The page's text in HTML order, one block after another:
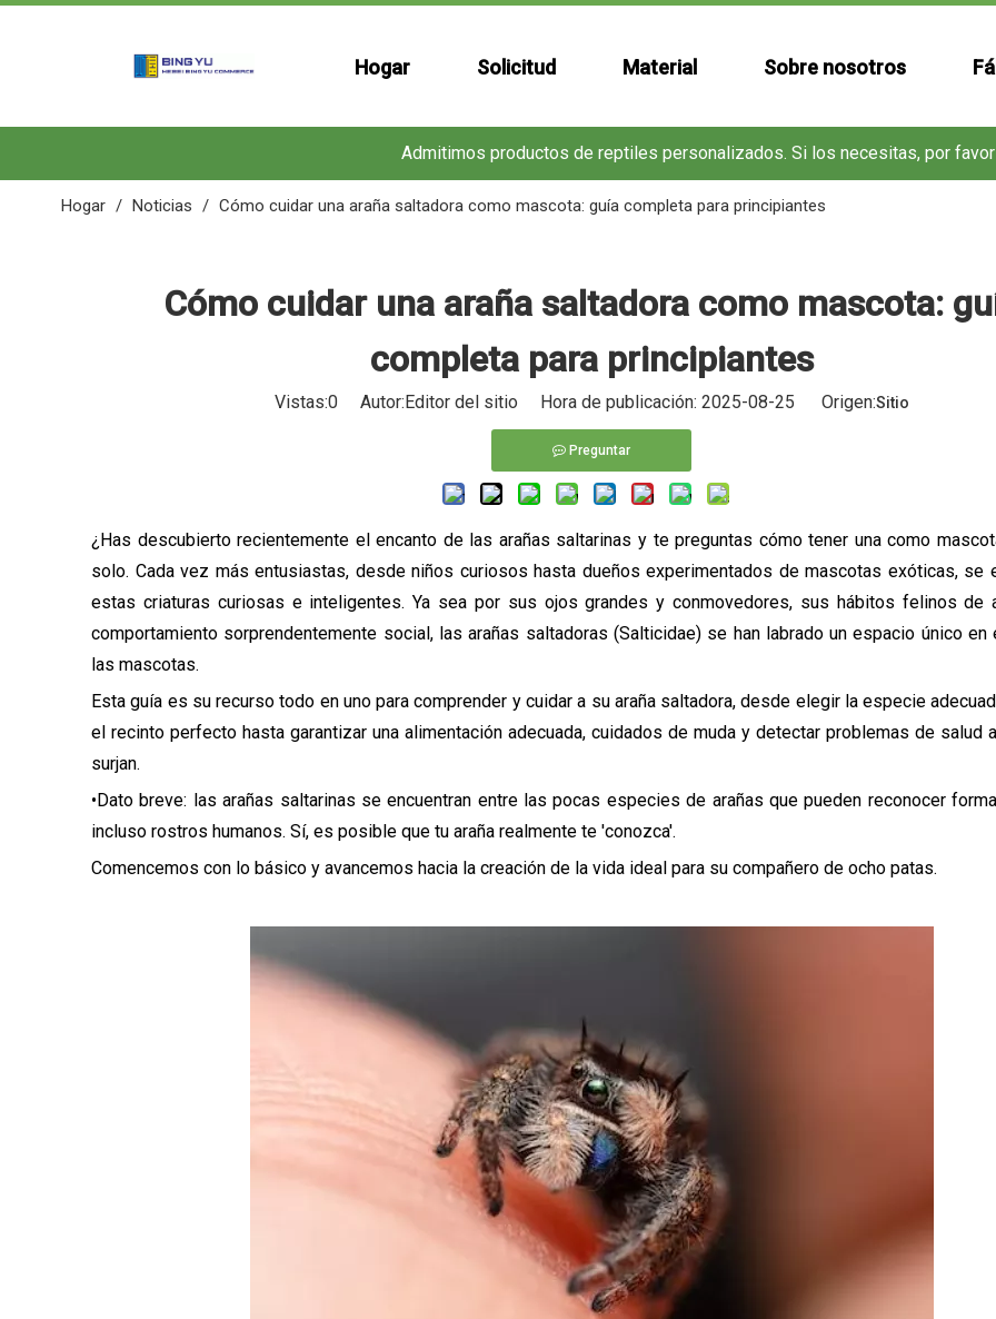
Hogar Solicitud Material Sobre nosotros
Admitimos productos de reptiles personalizados. Si los necesitas, por favor
Hogar / Noticias / Cómo cuidar una araña saltadora como mascota: guía completa para principiantes
Cómo cuidar una araña saltadora como mascota:
completa para principiantes
Vistas:0Autor:Editor del sitio Hora de publicación: 2025-08-25 Origen:Sitio
Preguntar
¿Has descubierto recientemente el encanto de las arañas saltarinas y te preguntas cómo tener una como
solo. Cada vez más entusiastas, desde niños curiosos hasta dueños experimentados de mascotas exóticas, se
estas criaturas curiosas e inteligentes. Ya sea por sus ojos grandes y conmovedores, sus hábitos felinos de
comportamiento sorprendentemente social, las arañas saltadoras (Salticidae) se han labrado un espacio único en
las mascotas.
Esta guía es su recurso todo en uno para comprender y cuidar a su araña saltadora, desde elegir la especie
el recinto perfecto hasta garantizar una alimentación adecuada, cuidados de muda y detectar problemas de salud
surjan.
•Dato breve: las arañas saltarinas se encuentran entre las pocas especies de arañas que pueden reconocer
incluso rostros humanos. Sí, es posible que tu araña realmente te 'conozca'.
Comencemos con lo básico y avancemos hacia la creación de la vida ideal para su compañero de ocho patas.